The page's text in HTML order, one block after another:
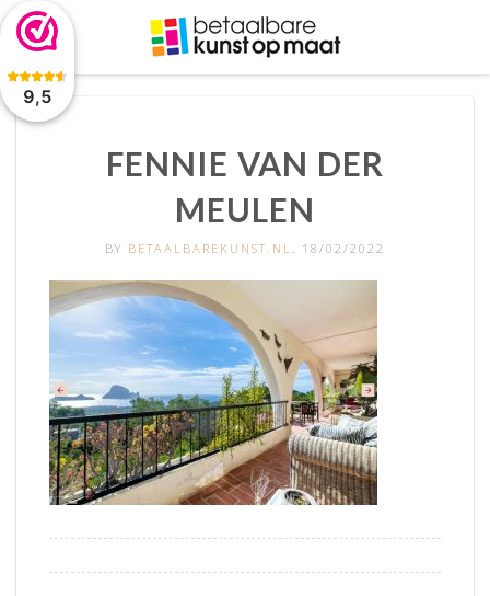
9,5
FENNIE VAN DER
MEULEN
BY BETAALBAREKUNST.NL , 18/02/2022
De waardering van www.betaalbarekunst.nl bij
is 9.5/10 gebaseerd op 2045 reviews.